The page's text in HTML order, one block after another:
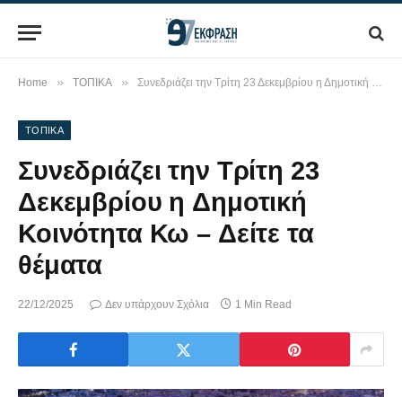
Home » ΤΟΠΙΚΑ » Συνεδριάζει την Τρίτη 23 Δεκεμβρίου η Δημοτική Κοινότητα Κω – Δείτε τα θέματα
ΤΟΠΙΚΑ
Συνεδριάζει την Τρίτη 23
Δεκεμβρίου η Δημοτική
Κοινότητα Κω – Δείτε τα
θέματα
22/12/2025 Δεν υπάρχουν Σχόλια 1 Min Read